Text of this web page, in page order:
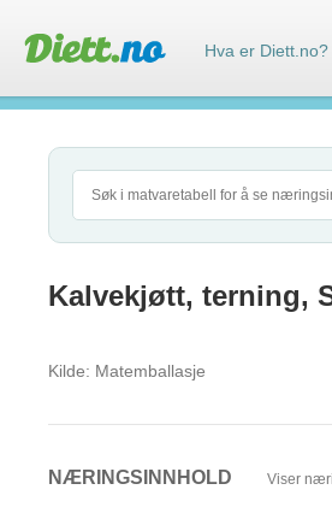
Kalvekjøtt, terning,
Kilde: Matemballasje
NÆRINGSINNHOLD Viser
Hva er Diett.no?